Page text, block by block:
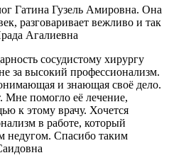
Гатина Гузель Амировна. Она
разговаривает вежливо и так
Агалиевна
сосудистому хирургу
за высокий профессионализм.
и знающая своё дело.
Мне помогло её лечение,
к этому врачу. Хочется
в работе, который
недугом. Спасибо таким